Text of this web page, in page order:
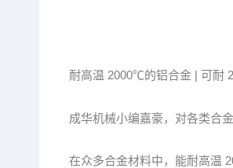
耐高温 2000℃的铝合金 | 可耐
成华机械小编嘉豪，对各类合
在众多合金材料中，能耐高温